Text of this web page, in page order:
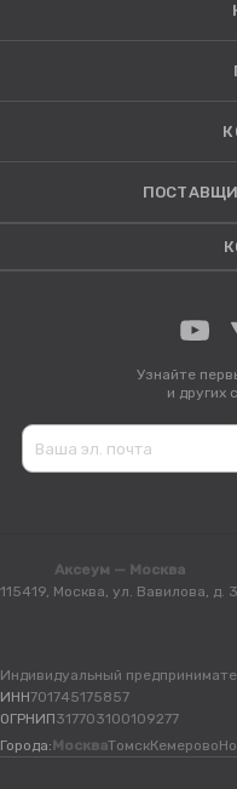
Узнайте
и других
Аксеум — Москва
115419, Москва, ул. Вавилова, д. 3
Индивидуальный
ИНН701745175857
ОГРНИП317703100109277
Города: МоскваТомскКемерово